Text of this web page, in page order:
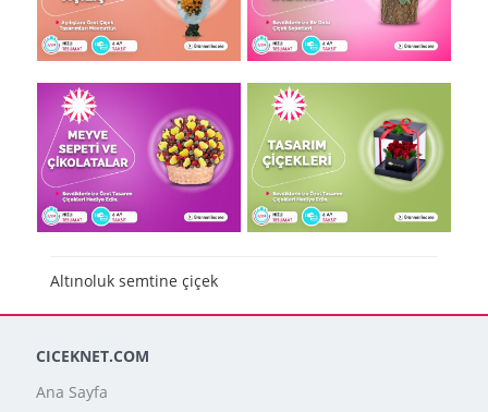
Altınoluk semtine çiçek
CICEKNET.COM
Ana Sayfa